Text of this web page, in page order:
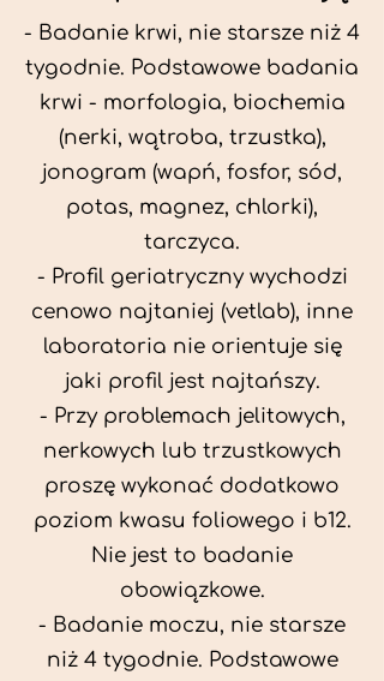
- Badanie krwi, nie starsze niż 4
tygodnie. Podstawowe badania
krwi - morfologia, biochemia
(nerki, wątroba, trzustka),
jonogram (wapń, fosfor, sód,
potas, magnez, chlorki),
tarczyca.
- Profil geriatryczny wychodzi
cenowo najtaniej (vetlab), inne
laboratoria nie orientuje się
jaki profil jest najtańszy.
- Przy problemach jelitowych,
nerkowych lub trzustkowych
proszę wykonać dodatkowo
poziom kwasu foliowego i b12.
Nie jest to badanie
obowiązkowe.
- Badanie moczu, nie starsze
niż 4 tygodnie. Podstawowe